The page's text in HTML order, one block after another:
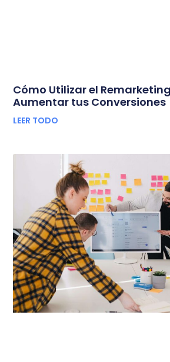
Cómo Utilizar el
Aumentar tus Conversiones
LEER TODO